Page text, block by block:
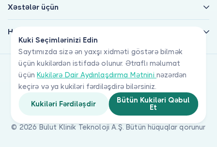
Kuki Seçimlərinizi Edin
Saytımızda sizə ən yaxşı xidməti göstərə bilmək
üçün kukilərdən istifadə olunur. Ətraflı məlumat
üçünKukilərə Dair Aydınlaşdırma Mətnini nəzərdən
keçirə və ya kukiləri fərdiləşdirə bilərsiniz.
Kukiləri Fərdiləşdir
Bütün Kukiləri Qəbul
Et
Xəstələr üçün
Həkimlər üçün
© 2026 Bulut Klinik Teknoloji A.Ş. Bütün hüquqlar qorunur